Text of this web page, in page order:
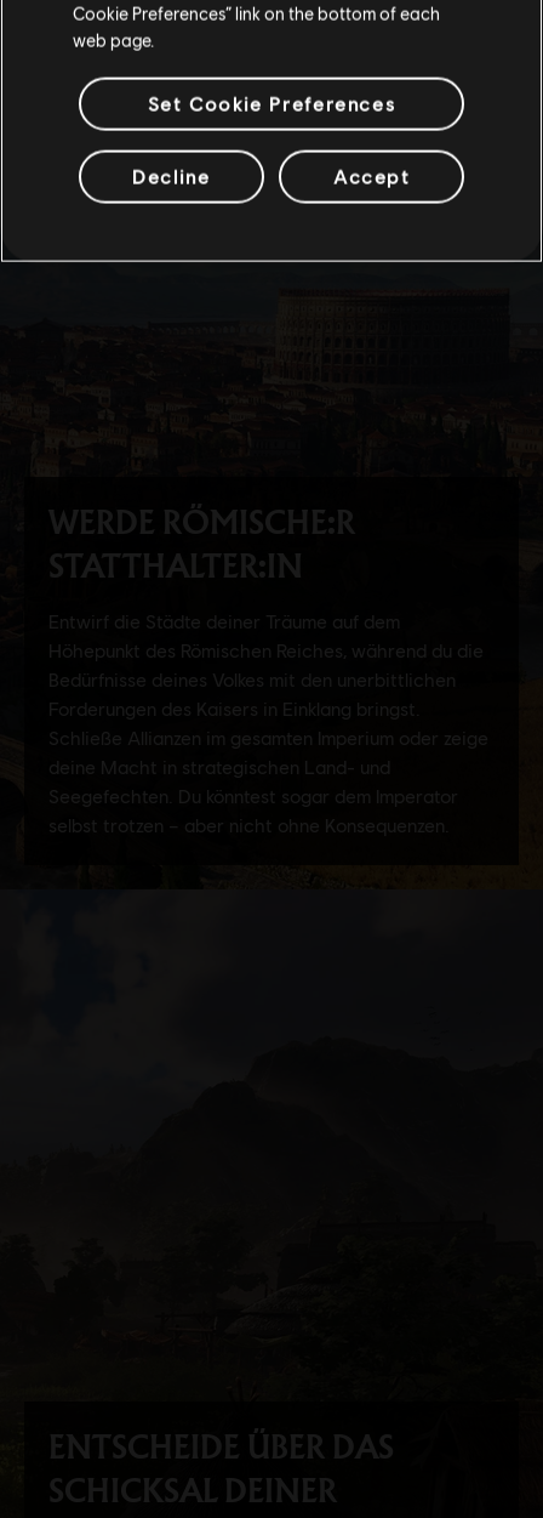
ZUM LOKALEN STORE WECHSELN
Cookie Preferences” link on the bottom of each
web page.
Set Cookie Preferences
Decline Accept